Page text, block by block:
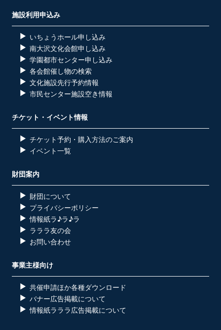
施設利用申込み
いちょうホール申し込み
南大沢文化会館申し込み
学園都市センター申し込み
各会館催し物の検索
文化施設先行予約情報
市民センター施設空き情報
チケット・イベント情報
チケット予約・購入方法のご案内
イベント一覧
財団案内
財団について
プライバシーポリシー
情報紙ラ♪ラ♪ラ
ラララ友の会
お問い合わせ
事業主様向け
共催申請ほか各種ダウンロード
バナー広告掲載について
情報紙ラララ広告掲載について